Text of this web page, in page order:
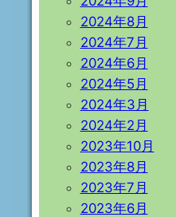
2024年8月
2024年7月
2024年6月
2024年5月
2024年3月
2024年2月
2023年10月
2023年8月
2023年7月
2023年6月